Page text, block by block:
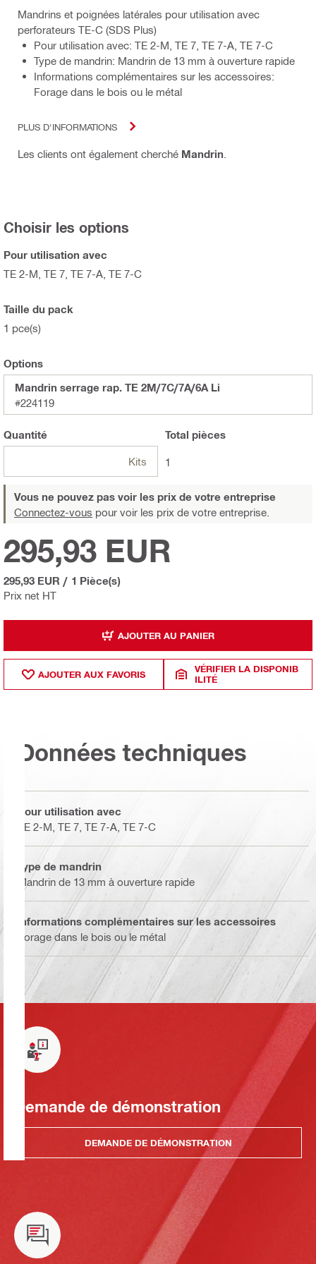
Mandrins et poignées latérales pour utilisation avec
perforateurs TE-C (SDS Plus)
Pour utilisation avec: TE 2-M, TE 7, TE 7-A, TE 7-C
Type de mandrin: Mandrin de 13 mm à ouverture rapide
Informations complémentaires sur les accessoires:
Forage dans le bois ou le métal
PLUS D'INFORMATIONS
Les clients ont également cherché Mandrin
Choisir les options
Pour utilisation avec
TE 2-M, TE 7, TE 7-A, TE 7-C
Taille du pack
1 pce(s)
Options
Mandrin serrage rap. TE 2M/7C/7A/6A Li
#224119
Quantité
Kits
Total pièces
1
Vous ne pouvez pas voir les prix de votre entreprise
Connectez-vous pour voir les prix de votre entreprise.
Prix net HT
295,93 EUR
295,93 EUR / 1 Pièce(s)
AJOUTER AU PANIER
AJOUTER AUX FAVORIS
VÉRIFIER LA DISPONIB
ILITÉ
Données techniques
Pour utilisation avec
TE 2-M, TE 7, TE 7-A, TE 7-C
Type de mandrin
Mandrin de 13 mm à ouverture rapide
Informations complémentaires sur les accessoires
Forage dans le bois ou le métal
Demande de démonstration
DEMANDE DE DÉMONSTRATION